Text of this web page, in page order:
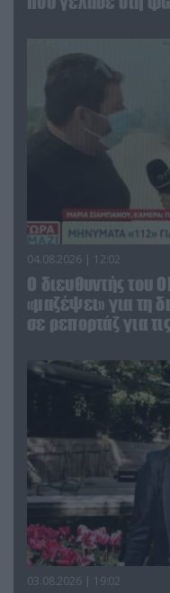
04.08.2026 | 12:02
O διευθυντής του
«μαζέψει» για τη
σε ρεπορτάζ για
03.08.2026 | 19:02